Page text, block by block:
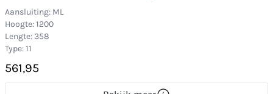
Aansluiting: ML
Hoogte: 1200
Lengte: 358
Type: 11
561,95